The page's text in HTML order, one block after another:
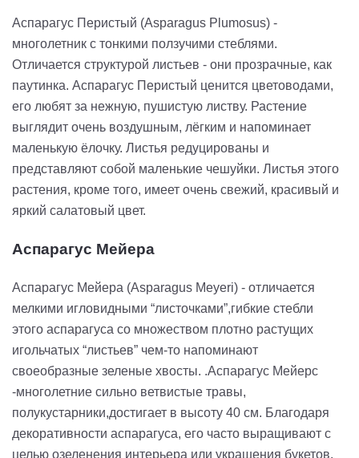
Аспарагус Перистый (Asparagus Plumosus) -
многолетник с тонкими ползучими стеблями.
Отличается структурой листьев - они прозрачные, как
паутинка. Аспарагус Перистый ценится цветоводами,
его любят за нежную, пушистую листву. Растение
выглядит очень воздушным, лёгким и напоминает
маленькую ёлочку. Листья редуцированы и
представляют собой маленькие чешуйки. Листья этого
растения, кроме того, имеет очень свежий, красивый и
яркий салатовый цвет.
Аспарагус Мейера
Аспарагус Мейера (Asparagus Meyeri) - отличается
мелкими игловидными “листочками”,гибкие стебли
этого аспарагуса со множеством плотно растущих
игольчатых “листьев” чем-то напоминают
своеобразные зеленые хвосты. .Аспарагус Мейерс
-многолетние сильно ветвистые травы,
полукустарники,достигает в высоту 40 см. Благодаря
декоративности аспарагуса, его часто выращивают с
целью озеленения интерьера или украшения букетов.